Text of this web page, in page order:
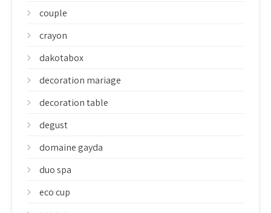
couple
crayon
dakotabox
decoration mariage
decoration table
degust
domaine gayda
duo spa
eco cup